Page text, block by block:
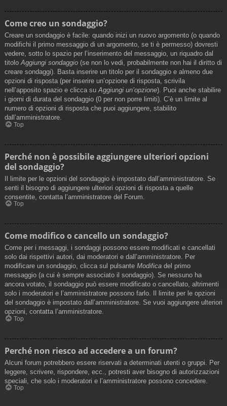
Come creo un sondaggio?
Creare un sondaggio è facile: quando inizi un nuovo argomento (o quando
modifichi il primo messaggio di un argomento, se ti è permesso) dovresti
vedere, sotto lo spazio per l’inserimento del messaggio, un riquadro dal
titoloAggiungi sondaggio (se non lo vedi, probabilmente non hai il diritto di
creare sondaggi). Basta inserire un titolo per il sondaggio e almeno due
opzioni di risposta (per inserire un’opzione di risposta, scrivila
nell’apposito spazio e clicca suAggiungi un’opzione). Puoi anche stabilire
i giorni di durata del sondaggio (0 per non porre limiti). C’è un limite al
numero di opzioni di risposta che puoi aggiungere, stabilito
dall’amministratore.
Top
Perché non è possibile aggiungere ulteriori opzioni
del sondaggio?
Il limite per le opzioni del sondaggio è impostato dall’amministratore. Se
senti il bisogno di aggiungere ulteriori opzioni di risposta a quelle
consentite, contatta l’amministratore del Forum.
Top
Come modifico o cancello un sondaggio?
Come per i messaggi, i sondaggi possono essere modificati e cancellati
solo dai rispettivi autori, dai moderatori e dall’amministratore. Per
modificare un sondaggio, clicca sul pulsante Modifica del primo
messaggio (a cui è sempre associato il sondaggio). Se nessuno ha
ancora votato, il sondaggio può essere modificato o cancellato, altrimenti
solo i moderatori e l’amministratore possono farlo. Il limite per le opzioni
del sondaggio è impostato dall’amministratore. Se vuoi aggiungere ulteriori
opzioni, contatta l’amministratore.
Top
Perché non riesco ad accedere a un forum?
Alcuni forum potrebbero essere riservati a determinati utenti o gruppi. Per
leggere, scrivere, rispondere, ecc., potresti aver bisogno di autorizzazioni
speciali, che solo i moderatori e l’amministratore possono concedere.
Top